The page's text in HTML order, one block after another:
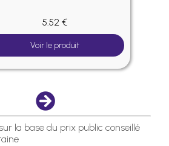
5.52 €
Voir le produit
la base du prix public conseillé